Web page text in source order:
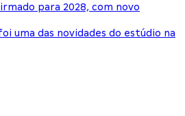
para 2028, com novo
uma das novidades do estúdio na